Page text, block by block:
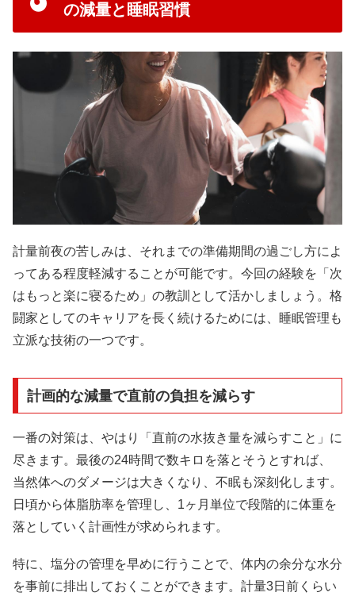
の減量と睡眠習慣
計量前夜の苦しみは、それまでの準備期間の過ごし方によ
ってある程度軽減することが可能です。今回の経験を「次
はもっと楽に寝るため」の教訓として活かしましょう。格
闘家としてのキャリアを長く続けるためには、睡眠管理も
立派な技術の一つです。
計画的な減量で直前の負担を減らす
一番の対策は、やはり「直前の水抜き量を減らすこと」に
尽きます。最後の24時間で数キロを落とそうとすれば、
当然体へのダメージは大きくなり、不眠も深刻化します。
日頃から体脂肪率を管理し、1ヶ月単位で段階的に体重を
落としていく計画性が求められます。
特に、塩分の管理を早めに行うことで、体内の余分な水分
を事前に排出しておくことができます。計量3日前くらい